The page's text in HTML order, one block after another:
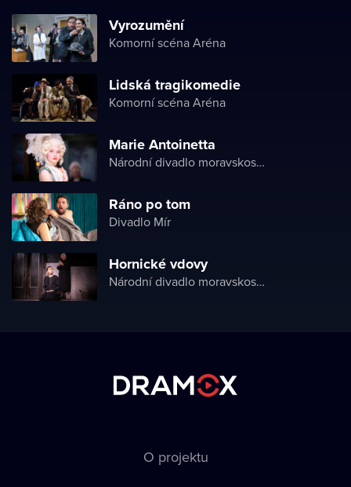
Vyrozumění
Komorní scéna Aréna
Lidská tragikomedie
Komorní scéna Aréna
Marie Antoinetta
Národní divadlo moravskoslezské
Ráno po tom
Divadlo Mír
Hornické vdovy
Národní divadlo moravskoslezské
O projektu